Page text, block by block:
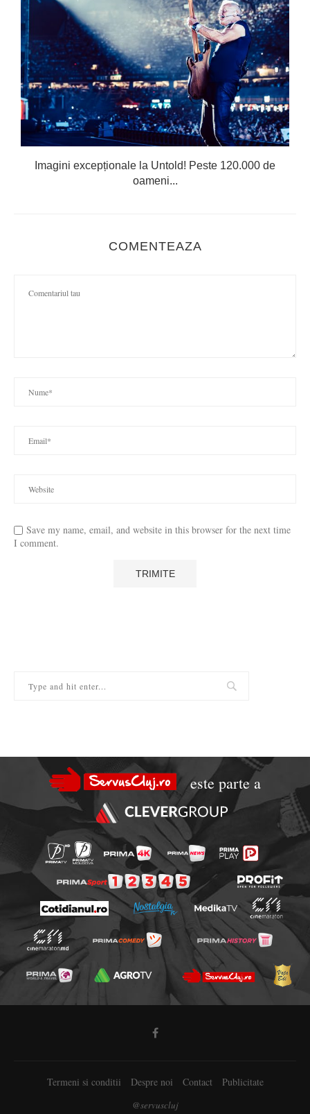
Imagini excepționale la Untold! Peste 120.000 de
oameni...
COMENTEAZA
Save my name, email, and website in this browser for the next time
I comment.
este parte a
Termeni si conditii Despre noi Contact Publicitate
@servuscluj